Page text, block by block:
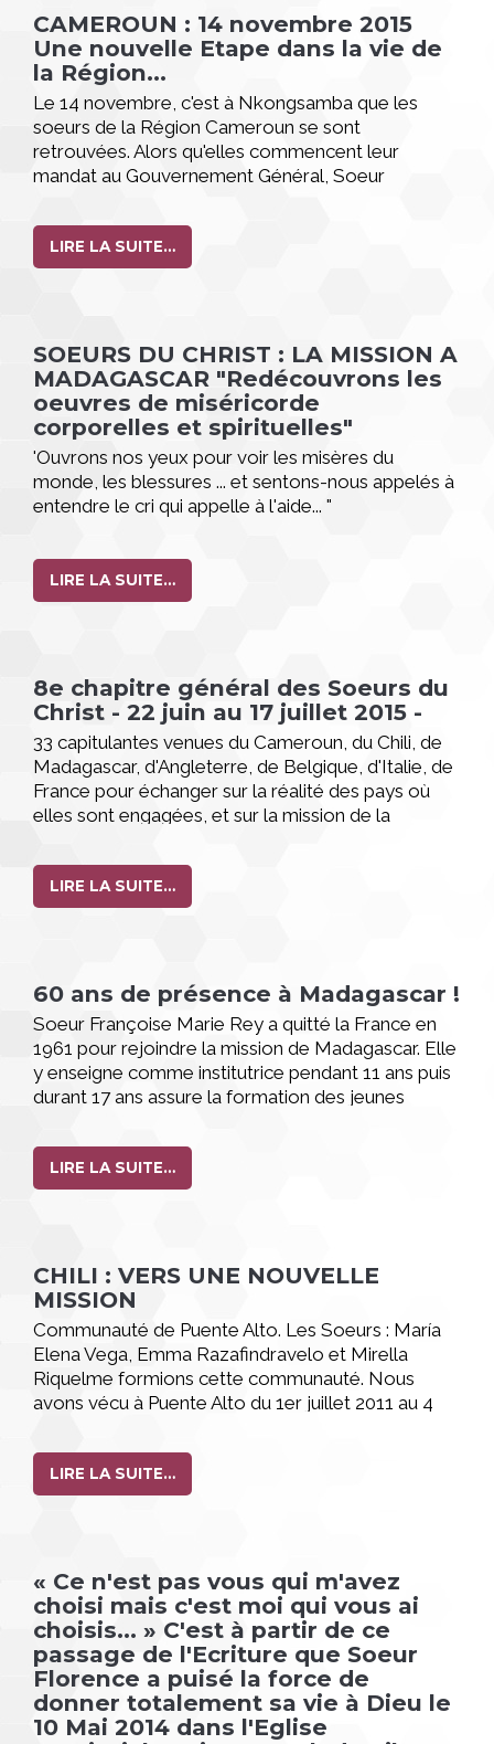
CAMEROUN : 14 novembre 2015
Une nouvelle Etape dans la vie de
la Région...
Le 14 novembre, c'est à Nkongsamba que les
soeurs de la Région Cameroun se sont
retrouvées. Alors qu'elles commencent leur
mandat au Gouvernement Général, Soeur
Conseillère, sont arrivées au Cameroun pour
rencontrer les soeurs sur leurs lieux de missions et
installer la nouvelle Régionale, Sr Mamy Viviane, et
LIRE LA SUITE…
SOEURS DU CHRIST : LA MISSION A
MADAGASCAR "Redécouvrons les
oeuvres de miséricorde
corporelles et spirituelles"
'Ouvrons nos yeux pour voir les misères du
monde, les blessures ... et sentons-nous appelés à
entendre le cri qui appelle à l'aide... "
LIRE LA SUITE…
8e chapitre général des Soeurs du
Christ - 22 juin au 17 juillet 2015 -
33 capitulantes venues du Cameroun, du Chili, de
Madagascar, d'Angleterre, de Belgique, d'Italie, de
France pour échanger sur la réalité des pays où
elles sont engagées, et sur la mission de la
pour les années à venir et une Supérieure
Générale et son Conseil ont été élus pour un
nouveau mandat.
LIRE LA SUITE…
60 ans de présence à Madagascar !
Soeur Françoise Marie Rey a quitté la France en
1961 pour rejoindre la mission de Madagascar. Elle
y enseigne comme institutrice pendant 11 ans puis
durant 17 ans assure la formation des jeunes
enfants de l'orphelinat de Faratsiho. Arrivée à l'âge
de 80 ans, les orphelines de Faratsiho lui
souhaitent son anniversaire.
LIRE LA SUITE…
CHILI : VERS UNE NOUVELLE
MISSION
Communauté de Puente Alto. Les Soeurs : María
Elena Vega, Emma Razafindravelo et Mirella
Riquelme formions cette communauté. Nous
avons vécu à Puente Alto du 1er juillet 2011 au 4
LIRE LA SUITE…
« Ce n'est pas vous qui m'avez
choisi mais c'est moi qui vous ai
choisis... » C'est à partir de ce
passage de l'Ecriture que Soeur
Florence a puisé la force de
donner totalement sa vie à Dieu le
10 Mai 2014 dans l'Eglise